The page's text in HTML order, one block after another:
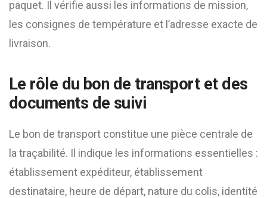
paquet. Il vérifie aussi les informations de mission,
les consignes de température et l’adresse exacte de
livraison.
Le rôle du bon de transport et des
documents de suivi
Le bon de transport constitue une pièce centrale de
la traçabilité. Il indique les informations essentielles :
établissement expéditeur, établissement
destinataire, heure de départ, nature du colis, identité